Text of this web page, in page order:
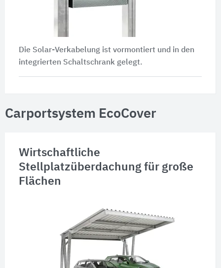
Die Solar-Verkabelung ist vormontiert und in den
integrierten Schaltschrank gelegt.
Carportsystem EcoCover
Wirtschaftliche
Stellplatzüberdachung für große
Flächen